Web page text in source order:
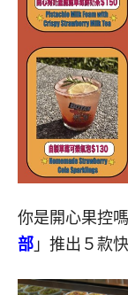
你是開心果控
部 」推出５款